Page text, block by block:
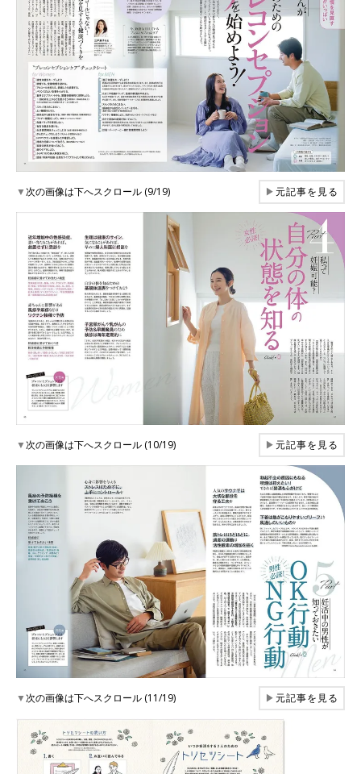
▼次の画像は下へスクロール (9/19) ▶元記事を見る
▼次の画像は下へスクロール (10/19) ▶元記事を見る
▼次の画像は下へスクロール (11/19) ▶元記事を見る